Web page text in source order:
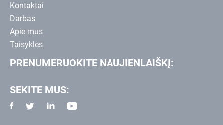
Kontaktai
Darbas
Apie mus
Taisyklės
PRENUMERUOKITE NAUJIENLAIŠKĮ:
SEKITE MUS: